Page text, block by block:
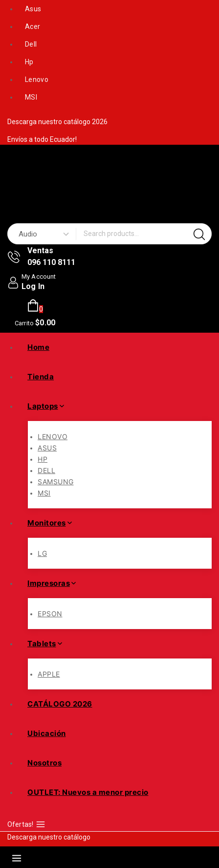
content
Asus
Acer
Dell
Hp
Lenovo
MSI
Descarga nuestro catálogo 2026
Envíos a todo Ecuador!
Search for:
Ventas
096 110 8111
My Account
Log In
0
Carrito $0.00
Home
Tienda
Laptops
LENOVO
ASUS
HP
DELL
SAMSUNG
MSI
Monitores
LG
Impresoras
EPSON
Tablets
APPLE
CATÁLOGO 2026
Ubicación
Nosotros
OUTLET: Nuevos a menor precio
Ofertas!
Descarga nuestro catálogo